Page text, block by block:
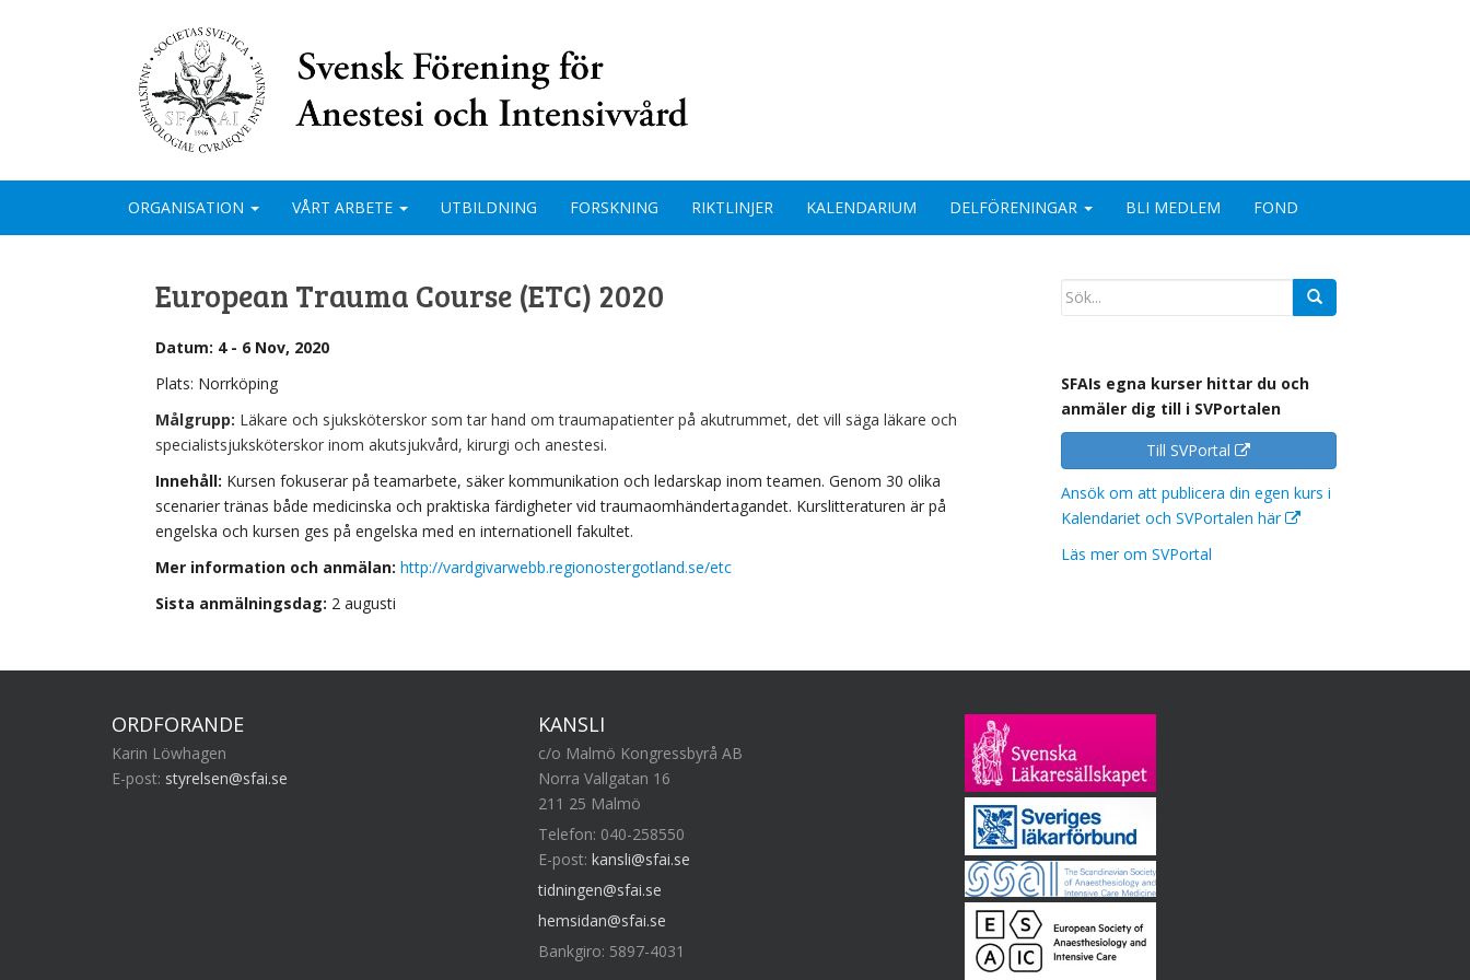
ORGANISATION VÅRT ARBETE UTBILDNING FORSKNING RIKTLINJER KALENDARIUM DELFÖRENINGAR BLI MEDLEM FOND
European Trauma Course (ETC) 2020
Datum: 4 - 6 Nov, 2020
Plats: Norrköping
Målgrupp: Läkare och sjuksköterskor som tar hand om traumapatienter på akutrummet, det vill säga läkare och
specialistsjuksköterskor inom akutsjukvård, kirurgi och anestesi.
Innehåll: Kursen fokuserar på teamarbete, säker kommunikation och ledarskap inom teamen. Genom 30 olika
scenarier tränas både medicinska och praktiska färdigheter vid traumaomhändertagandet. Kurslitteraturen är på
engelska och kursen ges på engelska med en internationell fakultet.
Mer information och anmälan: http://vardgivarwebb.regionostergotland.se/etc
Sista anmälningsdag: 2 augusti
SFAIs egna kurser hittar du och
anmäler dig till i SVPortalen
Till SVPortal
Ansök om att publicera din egen kurs i
Kalendariet och SVPortalen här
Läs mer om SVPortal
ORDFÖRANDE
Karin Löwhagen
E-post: styrelsen@sfai.se
KANSLI
c/o Malmö Kongressbyrå AB
Norra Vallgatan 16
211 25 Malmö
Telefon: 040-258550
E-post: kansli@sfai.se
tidningen@sfai.se
hemsidan@sfai.se
Bankgiro: 5897-4031